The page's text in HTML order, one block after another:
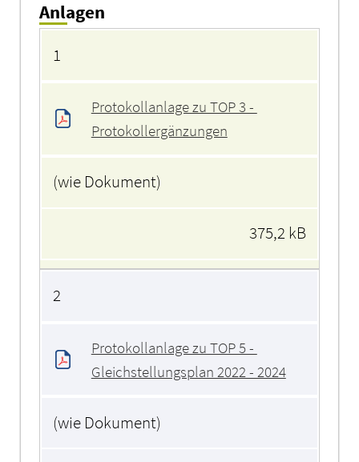
Anlagen
1
Protokollanlage zu TOP 3 -
Protokollergänzungen
(wie Dokument)
375,2 kB
2
Protokollanlage zu TOP 5 -
Gleichstellungsplan 2022 - 2024
(wie Dokument)